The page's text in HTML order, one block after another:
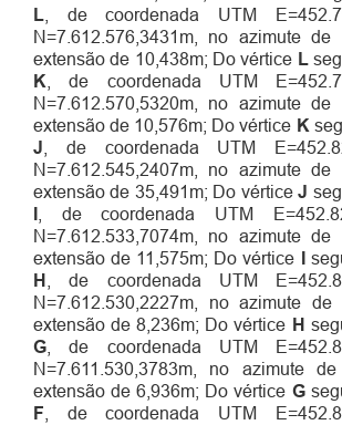
L , de coordenada UTM
N=7.612.576,3431m, no azimute de
extensão de 10,438m; Do vértice L
K , de coordenada UTM
N=7.612.570,5320m, no azimute de
extensão de 10,576m; Do vértice K
J , de coordenada UTM
N=7.612.545,2407m, no azimute de
extensão de 35,491m; Do vérticeJ
, de coordenada UTM
N=7.612.533,7074m, no azimute de
extensão de 11,575m; Do vértice
H
, de coordenada UTM
N=7.612.530,2227m, no azimute de
extensão de 8,236m; Do vértice H
G , de coordenada UTM
N=7.611.530,3783m, no azimute
extensão de 6,936m; Do vértice G
F , de coordenada UTM